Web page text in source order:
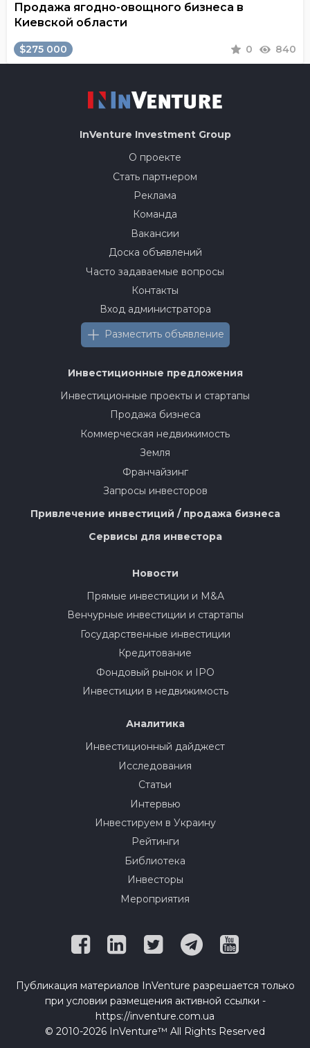
Продажа ягодно-овощного бизнеса в
Киевской области
$275 000 0 840
InVenture Investment Group
О проекте
Стать партнером
Реклама
Команда
Вакансии
Доска объявлений
Часто задаваемые вопросы
Контакты
Вход администратора
Разместить объявление
Инвестиционные предложения
Инвестиционные проекты и стартапы
Продажа бизнеса
Коммерческая недвижимость
Земля
Франчайзинг
Запросы инвесторов
Привлечение инвестиций / продажа бизнеса
Сервисы для инвестора
Новости
Прямые инвестиции и M&A
Венчурные инвестиции и стартапы
Государственные инвестиции
Кредитование
Фондовый рынок и IPO
Инвестиции в недвижимость
Аналитика
Инвестиционный дайджест
Исследования
Статьи
Интервью
Инвестируем в Украину
Рейтинги
Библиотека
Инвесторы
Мероприятия
Публикация материалов InVenture разрешается только
при условии размещения активной ссылки -
https://inventure.com.ua
© 2010-2026 InVenture™ All Rights Reserved